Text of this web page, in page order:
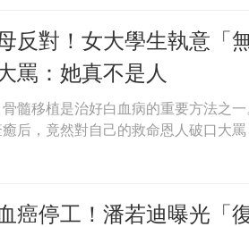
反對！女大學生執意
罵：她真不是人
髓移植是治好白血病的重要方法之
癒后，竟然對自己的救命恩人破口大
癌停工！潘若迪曝光「